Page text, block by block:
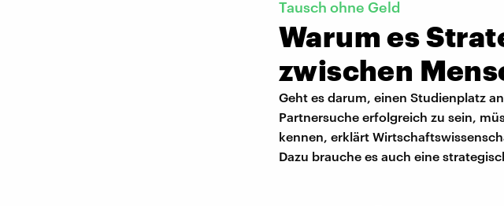
Tausch ohne Geld
Warum es
zwischen
Geht es darum, einen Studienplatz
Partnersuche erfolgreich zu sein,
kennen, erklärt
Dazu brauche es auch eine